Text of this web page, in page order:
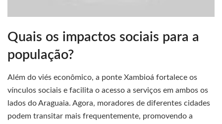
Quais os impactos sociais para a
população?
Além do viés econômico, a ponte Xambioá fortalece os
vínculos sociais e facilita o acesso a serviços em ambos os
lados do Araguaia. Agora, moradores de diferentes cidades
podem transitar mais frequentemente, promovendo a